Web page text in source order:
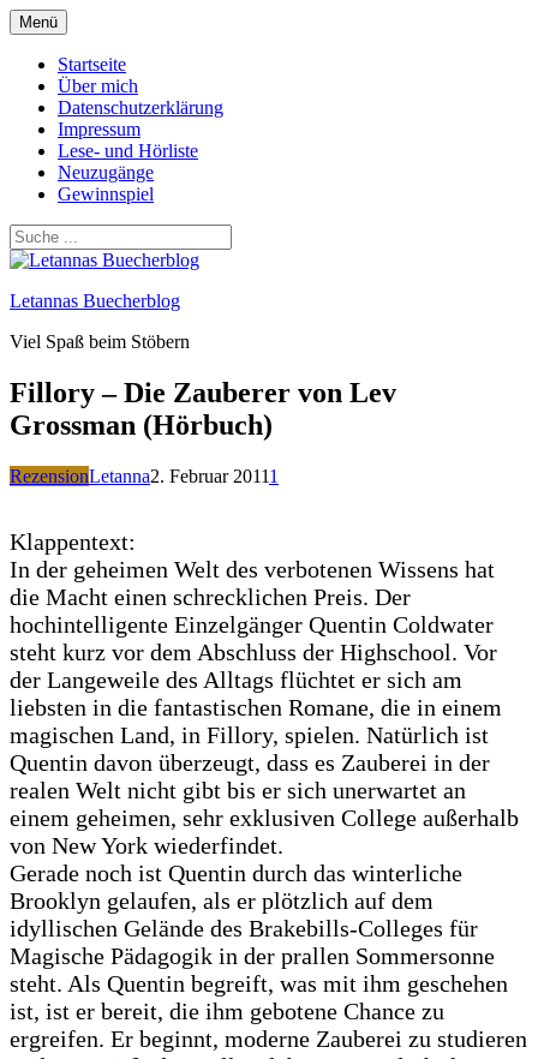
Zum
Inhalt
springen
Menü
Startseite
Über mich
Datenschutzerklärung
Impressum
Lese- und Hörliste
Neuzugänge
Gewinnspiel
Letannas Buecherblog
Viel Spaß beim Stöbern
Fillory – Die Zauberer von Lev
Grossman (Hörbuch)
RezensionLetanna2. Februar 20111
Klappentext:
In der geheimen Welt des verbotenen Wissens hat
die Macht einen schrecklichen Preis. Der
hochintelligente Einzelgänger Quentin Coldwater
steht kurz vor dem Abschluss der Highschool. Vor
der Langeweile des Alltags flüchtet er sich am
liebsten in die fantastischen Romane, die in einem
magischen Land, in Fillory, spielen. Natürlich ist
Quentin davon überzeugt, dass es Zauberei in der
realen Welt nicht gibt bis er sich unerwartet an
einem geheimen, sehr exklusiven College außerhalb
von New York wiederfindet.
Gerade noch ist Quentin durch das winterliche
Brooklyn gelaufen, als er plötzlich auf dem
idyllischen Gelände des Brakebills-Colleges für
Magische Pädagogik in der prallen Sommersonne
steht. Als Quentin begreift, was mit ihm geschehen
ist, ist er bereit, die ihm gebotene Chance zu
ergreifen. Er beginnt, moderne Zauberei zu studieren